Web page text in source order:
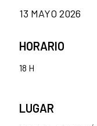
13 MAYO 2026
HORARIO
18 H
LUGAR